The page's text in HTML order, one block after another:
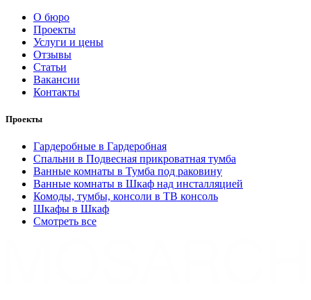
О бюро
Проекты
Услуги и цены
Отзывы
Статьи
Вакансии
Контакты
Проекты
Гардеробные в Гардеробная
Спальни в Подвесная прикроватная тумба
Ванные комнаты в Тумба под раковину
Ванные комнаты в Шкаф над инсталляцией
Комоды, тумбы, консоли в ТВ консоль
Шкафы в Шкаф
Смотреть все